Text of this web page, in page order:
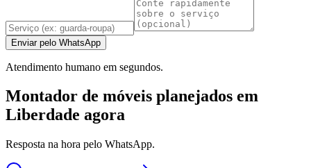
Enviar pelo WhatsApp
Atendimento humano em segundos.
Montador de móveis planejados em
Liberdade agora
Resposta na hora pelo WhatsApp.